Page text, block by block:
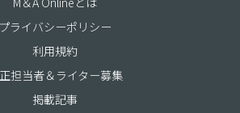
プライバシーポリシー
利用規約
担当者＆ライター募集
掲載記事